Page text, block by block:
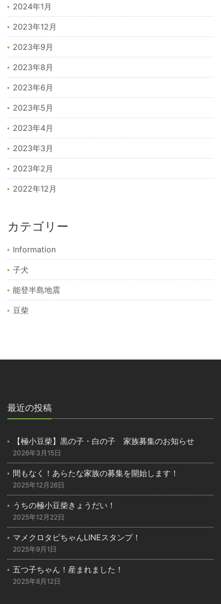
2024年1月
2023年12月
2023年9月
2023年8月
2023年6月
2023年5月
2023年4月
2023年3月
2023年2月
2022年12月
カテゴリー
Information
子犬
能登半島地震
豆柴
最近の投稿
【極小豆柴】黒の子・白の子 家族募集のお知らせ
2026年3月15日
間もなく！あらたな家族の募集を開始します！
2025年12月26日
うちの極小豆柴きょうだい！
2025年12月22日
マメクロタビちゃんLINEスタンプ！
2025年9月1日
五つ子ちゃん！産まれました！
2025年8月12日